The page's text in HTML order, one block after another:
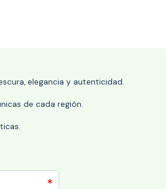
elegancia y autenticidad.
de cada región.